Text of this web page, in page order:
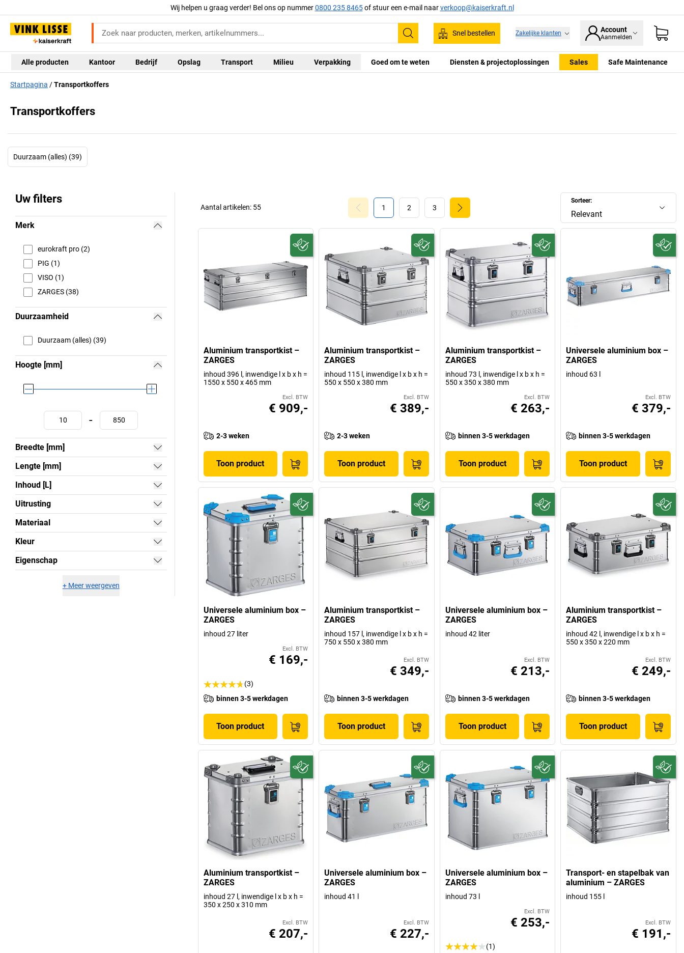
Wij helpen u graag verder! Bel ons op nummer0800 235 8465of stuur een e-mail naarverkoop@kaiserkraft.nl
Zoeken
Snel bestellen Zakelijke klanten Account
Aanmelden
Alle producten Kantoor Bedrijf Opslag Transport Milieu Verpakking Goed om te weten Diensten & projectoplossingen Sales Safe Maintenance
Startpagina Transportkoffers
Transportkoffers
Duurzaam (alles) (39)
Uw filters
Merk
eurokraft pro (2)
PIG (1)
VISO (1)
ZARGES (38)
Duurzaamheid
Duurzaam (alles) (39)
Hoogte [mm]
-
Breedte [mm]
Lengte [mm]
Inhoud [L]
Uitrusting
Materiaal
Kleur
Eigenschap
+ Meer weergeven
Sorteer:
Relevant
1 2 3
Aantal artikelen: 55
Aluminium transportkist –
ZARGES
inhoud 396 l, inwendige l x b x h =
1550 x 550 x 465 mm
Excl. BTW
€ 909,-
2-3 weken
Toon product
Aluminium transportkist –
ZARGES
inhoud 115 l, inwendige l x b x h =
550 x 550 x 380 mm
Excl. BTW
€ 389,-
2-3 weken
Toon product
Aluminium transportkist –
ZARGES
inhoud 73 l, inwendige l x b x h =
550 x 350 x 380 mm
Excl. BTW
€ 263,-
binnen 3-5 werkdagen
Toon product
Universele aluminium box –
ZARGES
inhoud 63 l
Excl. BTW
€ 379,-
binnen 3-5 werkdagen
Toon product
Universele aluminium box –
ZARGES
inhoud 27 liter
Excl. BTW
€ 169,-
(3)
binnen 3-5 werkdagen
Toon product
Aluminium transportkist –
ZARGES
inhoud 157 l, inwendige l x b x h =
750 x 550 x 380 mm
Excl. BTW
€ 349,-
binnen 3-5 werkdagen
Toon product
Universele aluminium box –
ZARGES
inhoud 42 liter
Excl. BTW
€ 213,-
binnen 3-5 werkdagen
Toon product
Aluminium transportkist –
ZARGES
inhoud 42 l, inwendige l x b x h =
550 x 350 x 220 mm
Excl. BTW
€ 249,-
binnen 3-5 werkdagen
Toon product
Aluminium transportkist –
ZARGES
inhoud 27 l, inwendige l x b x h =
350 x 250 x 310 mm
Excl. BTW
€ 207,-
Universele aluminium box –
ZARGES
inhoud 41 l
Excl. BTW
€ 227,-
Universele aluminium box –
ZARGES
inhoud 73 l
Excl. BTW
€ 253,-
(1)
Transport- en stapelbak van
aluminium – ZARGES
inhoud 155 l
Excl. BTW
€ 191,-